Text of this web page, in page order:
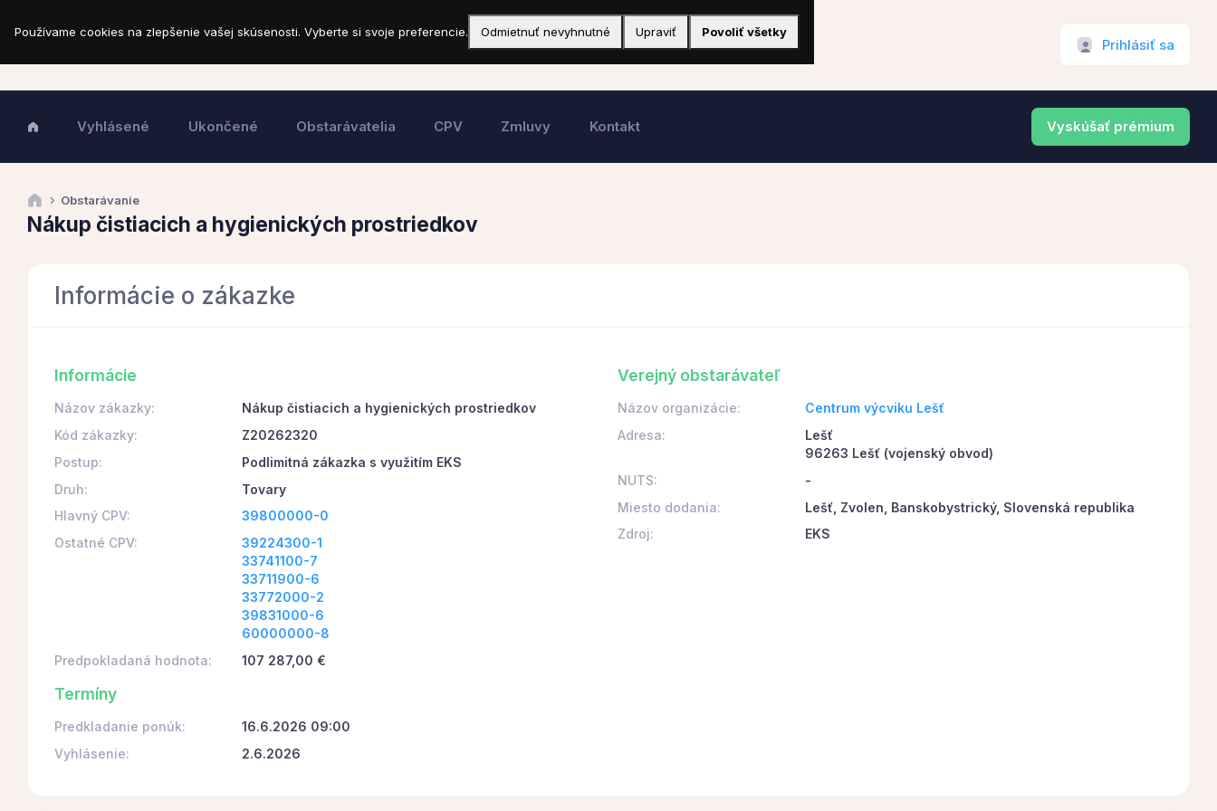
Prihlásiť sa
Vyhlásené Ukončené Obstarávatelia CPV Zmluvy Kontakt Vyskúšať prémium
Obstarávanie
Nákup čistiacich a hygienických prostriedkov
Informácie o zákazke
Informácie
Názov zákazky:
Nákup čistiacich a hygienických prostriedkov
Kód zákazky:
Z20262320
Postup:
Podlimitná zákazka s využitím EKS
Druh:
Tovary
Hlavný CPV:
39800000-0
Ostatné CPV:
39224300-1
33741100-7
33711900-6
33772000-2
39831000-6
60000000-8
Predpokladaná hodnota:
107 287,00 €
Termíny
Predkladanie ponúk:
16.6.2026 09:00
Vyhlásenie:
2.6.2026
Verejný obstarávateľ
Názov organizácie:
Centrum výcviku Lešť
Adresa:
Lešť
96263 Lešť (vojenský obvod)
NUTS:
-
Miesto dodania:
Lešť, Zvolen, Banskobystrický, Slovenská republika
Zdroj:
EKS
Používame cookies na zlepšenie vašej skúsenosti. Vyberte si svoje preferencie. Odmietnuť nevyhnutné Upraviť Povoliť všetky